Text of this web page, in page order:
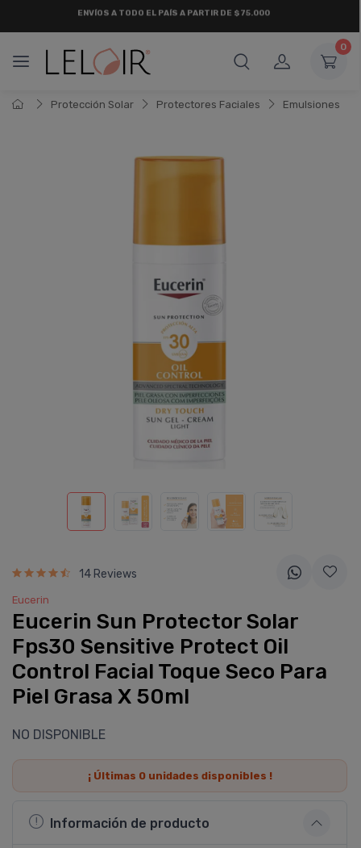
¡ HASTA 6 CUOTAS SIN INTERÉSY 18 CUOTAS FIJAS !
0
Protección Solar Protectores Faciales Emulsiones
14 Reviews
Eucerin
Eucerin Sun Protector Solar
Fps30 Sensitive Protect Oil
Control Facial Toque Seco Para
Piel Grasa X 50ml
NO DISPONIBLE
¡ Últimas 0unidades disponibles !
Información de producto